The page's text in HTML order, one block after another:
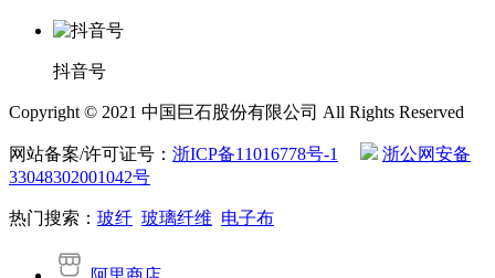
抖音号
Copyright © 2021 中国巨石股份有限公司 All Rights Reserved
网站备案/许可证号： 浙ICP备11016778号-1
浙公网安备
33048302001042号
热门搜索： 玻纤 玻璃纤维 电子布